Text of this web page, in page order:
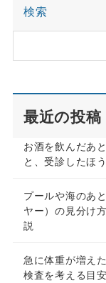
検索
最近の投稿
お酒を飲んだあ
と、受診したほ
プールや海のあ
ヤー）の見分け
説
急に体重が増え
検査を考える目